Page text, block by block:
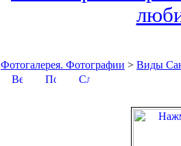
Фотогалерея. Фотографии > Виды